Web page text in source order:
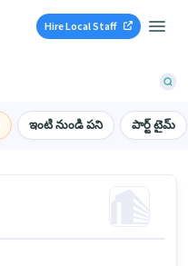
Hire Local Staff
ఇంటి నుండి పని పార్ట్ టైమ్